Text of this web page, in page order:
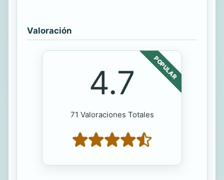
Valoración
POPULAR
4.7
71 Valoraciones Totales